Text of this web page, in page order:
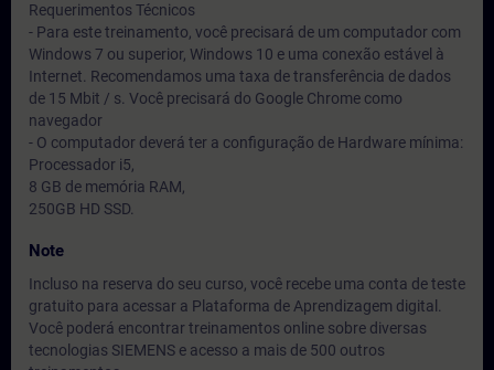
Requerimentos Técnicos
- Para este treinamento, você precisará de um computador com
Windows 7 ou superior, Windows 10 e uma conexão estável à
Internet. Recomendamos uma taxa de transferência de dados
de 15 Mbit / s. Você precisará do Google Chrome como
navegador
- O computador deverá ter a configuração de Hardware mínima:
Processador i5,
8 GB de memória RAM,
250GB HD SSD.
Note
Incluso na reserva do seu curso, você recebe uma conta de teste
gratuito para acessar a Plataforma de Aprendizagem digital.
Você poderá encontrar treinamentos online sobre diversas
tecnologias SIEMENS e acesso a mais de 500 outros